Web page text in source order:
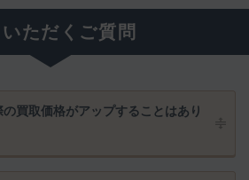
ただくご質問
買取価格がアップすることはあり